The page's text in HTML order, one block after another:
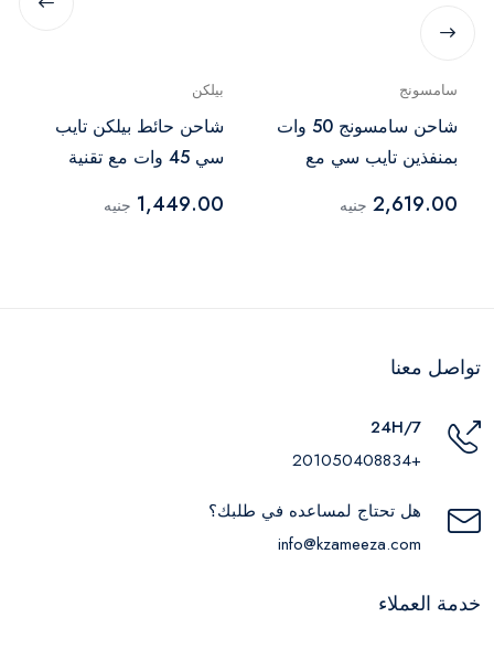
سامسونج
شاحن سامسونج 50 وات
بمنفذين تايب سي مع
T5020
2,619.00 جنيه
بيلكن
شاحن حائط بيلكن تايب
سي 45 وات مع تقنية
1,449.00 جنيه
تواصل معنا
24H/7
+201050408834
هل تحتاج لمساعده في طلبك؟
info@kzameeza.com
خدمة العملاء